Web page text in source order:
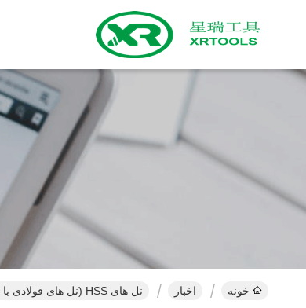
خونه اخبار نل های HSS (نل های فولادی با سرعت بالا) در مقابل نل های فولادی کربن: کدام برای ماشینکاری عمومی بهتر است؟